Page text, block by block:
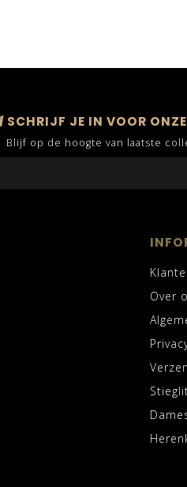
SCHRIJF JE IN VOOR
Blijf op de hoogte van laatste
Over